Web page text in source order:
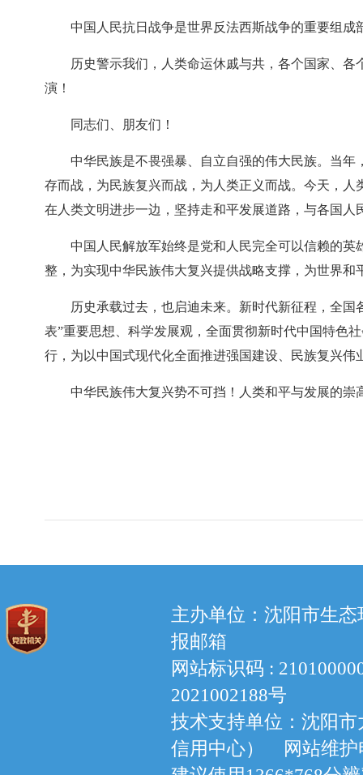
中国人民抗日战争是世界反法西斯战争的重要组
历史警示我们，人类命运休戚与共，各个国家、
演！
同志们、朋友们！
中华民族是不畏强暴、自立自强的伟大民族。当
存而战，为民族复兴而战，为人类正义而战。今天，
在人类文明进步一边，坚持走和平发展道路，与各国人
中国人民解放军始终是党和人民完全可以信赖的
整，为实现中华民族伟大复兴提供战略支撑，为世界和
历史承载过去，也启迪未来。新时代新征程，全
表”重要思想、科学发展观，全面贯彻新时代中国特色
行，为以中国式现代化全面推进强国建设、民族复兴伟
中华民族伟大复兴势不可挡！人类和平与发展的崇
主办单位：沈阳市生
报邮箱
网站标识码 :
2021002188号
技术支持单位：沈阳
信用中心） 网站维护